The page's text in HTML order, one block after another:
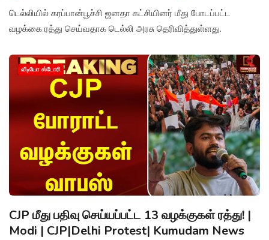
டெல்லியில் கரப்பான்பூச்சி ஜனதா கட்சியினர் மீது போடப்பட்ட
வழக்கை ரத்து செய்வதாக டெல்லி அரசு தெரிவித்துள்ளது.
வீடியோ ஸ்டோரி
CJP மீது பதிவு செய்யப்பட்ட 13 வழக்குகள் ரத்து! |
Modi | CJP|Delhi Protest| Kumudam News